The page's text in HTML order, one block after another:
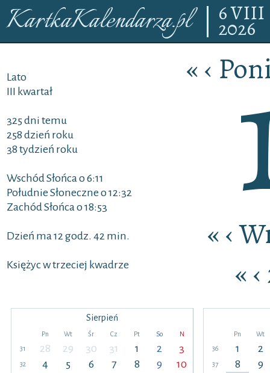
KartkaKalendarza.pl 6VIII
2026
Lato
III kwartał
325 dni temu
258 dzień roku
38 tydzień roku
Wschód Słońca o 6:11
Południe Słoneczne o 12:32
Zachód Słońca o 18:53
Dzień ma 12 godz. 42 min.
Księżyc w trzeciej kwadrze
«‹
«‹
«‹
Sierpień
Pn Wt Śr Cz Pt So
N
31
28 29 30 31 1 2 3
32 4 5 6 7 8 9 10
Pn
Wt
36
1 2
37 8 9